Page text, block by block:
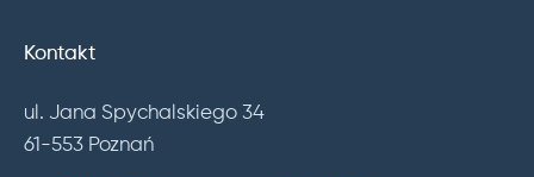
Kontakt
ul. Jana Spychalskiego 34
61-553 Poznań